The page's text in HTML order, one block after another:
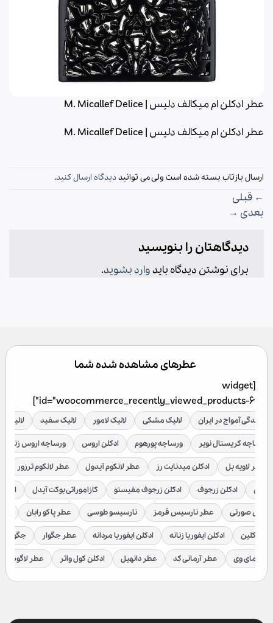
عطر ادکلن ام میکالف دلیس | M. Micallef Delice
عطر ادکلن ام میکالف دلیس | M. Micallef Delice
ارسال بازتاب بسته شده است ولی می توانید دیدگاه ارسال کنید.
← قبلی
بعدی →
دیدگاهتان را بنویسید
برای نوشتن دیدگاه باید وارد بشوید.
عطرهای مشاهده شده شما
[widget
id="woocommerce_recently_viewed_products-6"]
نمایندگی آمواج در ایران لالیک مشکی لالیک لامور لالیک سفید لالیک
ورساچه کریستال نویر ورساچه پورهوم ادکلن اروس ورساچه اروس زنانه
عطر لاویه بل ادکلن میدنایت رز عطر لانکوم آیدول عطر لانکوم ترزور
ادکلن زرجوف ادکلن زرجوف مفیستو کازاموراتی بوکت آیدل
صورتی عطر نارسیس قرمز نارسیسو طوسی عطر پاکو رابان
کلین ادکلن ایفوریا زنانه ادکلن ایفوریا مردانه عطر جگوار جگوار
عطر مای وی عطر آرمانی کد عطر دانهیل ادکلن کول واتر عطر لاگوست